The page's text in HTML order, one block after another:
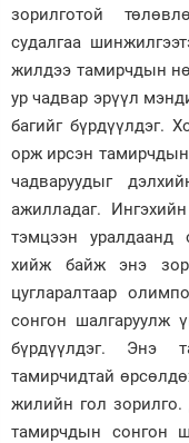
зорилготой
судалгаа
жилдээ тамирчдын
ур чадвар эрүүл
багийг бүрдүүлдэг.
орж ирсэн
чадваруудыг
ажилладаг.
тэмцээн уралдаанд
хийж байж энэ
цугларалтаар
сонгон шалгаруулж
бүрдүүлдэг. Энэ
тамирчидтай
жилийн гол
тамирчдын сонгон